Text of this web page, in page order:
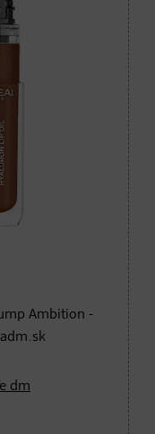
Ambition -
dm